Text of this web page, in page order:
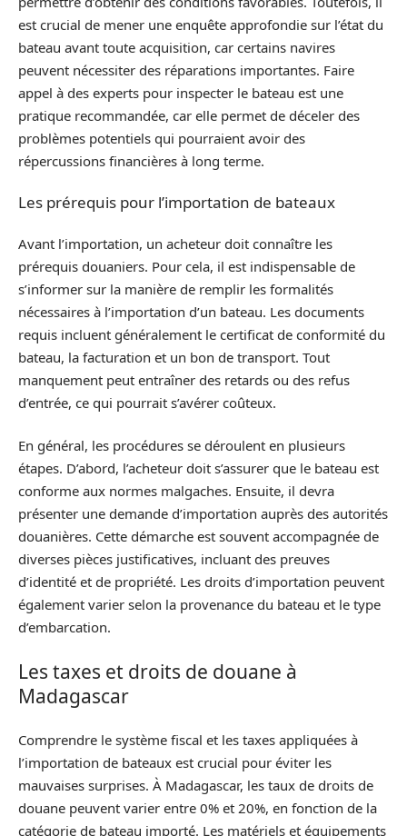
est crucial de mener une enquête approfondie sur l’état du
bateau avant toute acquisition, car certains navires
peuvent nécessiter des réparations importantes. Faire
appel à des experts pour inspecter le bateau est une
pratique recommandée, car elle permet de déceler des
problèmes potentiels qui pourraient avoir des
répercussions financières à long terme.
Les prérequis pour l’importation de bateaux
Avant l’importation, un acheteur doit connaître les
prérequis douaniers. Pour cela, il est indispensable de
s’informer sur la manière de remplir les formalités
nécessaires à l’importation d’un bateau. Les documents
requis incluent généralement le certificat de conformité du
bateau, la facturation et un bon de transport. Tout
manquement peut entraîner des retards ou des refus
d’entrée, ce qui pourrait s’avérer coûteux.
En général, les procédures se déroulent en plusieurs
étapes. D’abord, l’acheteur doit s’assurer que le bateau est
conforme aux normes malgaches. Ensuite, il devra
présenter une demande d’importation auprès des autorités
douanières. Cette démarche est souvent accompagnée de
diverses pièces justificatives, incluant des preuves
d’identité et de propriété. Les droits d’importation peuvent
également varier selon la provenance du bateau et le type
d’embarcation.
Les taxes et droits de douane à
Madagascar
Comprendre le système fiscal et les taxes appliquées à
l’importation de bateaux est crucial pour éviter les
mauvaises surprises. À Madagascar, les taux de droits de
douane peuvent varier entre 0% et 20%, en fonction de la
catégorie de bateau importé. Les matériels et équipements